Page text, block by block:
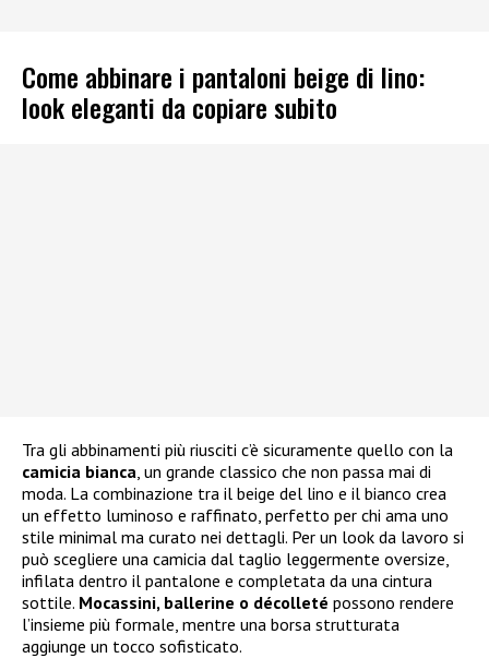
Come abbinare i pantaloni beige di lino:
look eleganti da copiare subito
Tra gli abbinamenti più riusciti c’è sicuramente quello con la
camicia bianca , un grande classico che non passa mai di
moda. La combinazione tra il beige del lino e il bianco crea
un effetto luminoso e raffinato, perfetto per chi ama uno
stile minimal ma curato nei dettagli. Per un look da lavoro si
può scegliere una camicia dal taglio leggermente oversize,
infilata dentro il pantalone e completata da una cintura
sottile. Mocassini, ballerine o décolleté possono rendere
l’insieme più formale, mentre una borsa strutturata
aggiunge un tocco sofisticato.